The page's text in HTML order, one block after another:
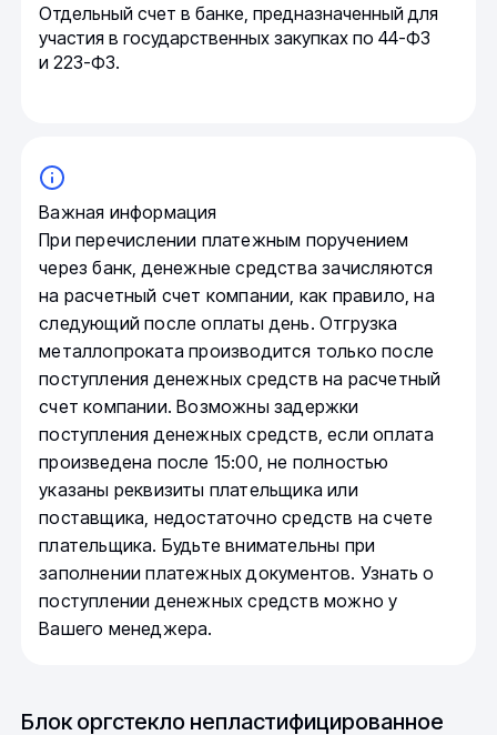
Отдельный счет в банке, предназначенный для
участия в государственных закупках по 44-ФЗ
и 223-ФЗ.
Важная информация
При перечислении платежным поручением
через банк, денежные средства зачисляются
на расчетный счет компании, как правило, на
следующий после оплаты день. Отгрузка
металлопроката производится только после
поступления денежных средств на расчетный
счет компании. Возможны задержки
поступления денежных средств, если оплата
произведена после 15:00, не полностью
указаны реквизиты плательщика или
поставщика, недостаточно средств на счете
плательщика. Будьте внимательны при
заполнении платежных документов. Узнать о
поступлении денежных средств можно у
Вашего менеджера.
Блок оргстекло непластифицированное